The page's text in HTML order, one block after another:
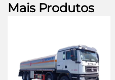
Mais Produtos